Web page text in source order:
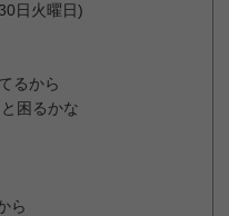
日火曜日)
るから
困るかな
ら